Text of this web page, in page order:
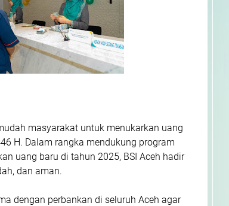
masyarakat untuk menukarkan uang
H. Dalam rangka mendukung program
uang baru di tahun 2025, BSI Aceh hadir
dan aman.
dengan perbankan di seluruh Aceh agar